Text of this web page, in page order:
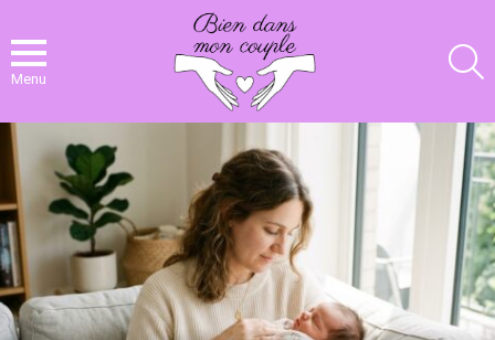
Menu
NOS
DERNIERS
ARTICLES